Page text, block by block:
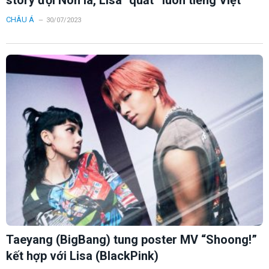
CHÂU Á 30/07/2023
Taeyang (BigBang) tung poster MV “Shoong!”
kết hợp với Lisa (BlackPink)